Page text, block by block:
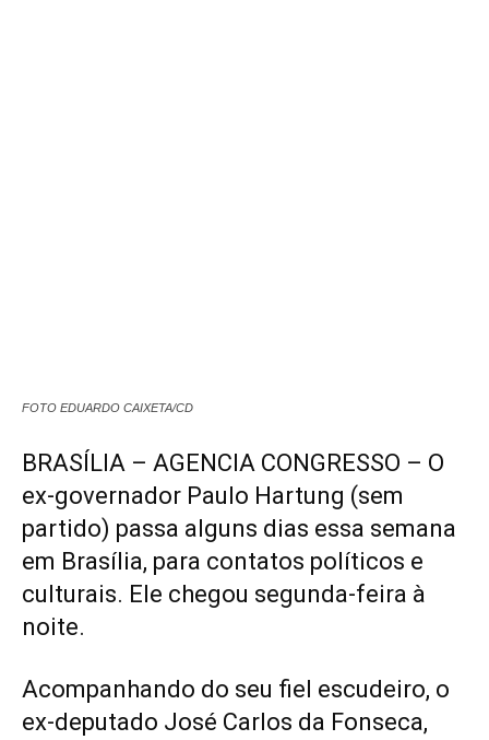
FOTO EDUARDO CAIXETA/CD
BRASÍLIA – AGENCIA CONGRESSO – O
ex-governador Paulo Hartung (sem
partido) passa alguns dias essa semana
em Brasília, para contatos políticos e
culturais. Ele chegou segunda-feira à
noite.
Acompanhando do seu fiel escudeiro, o
ex-deputado José Carlos da Fonseca,